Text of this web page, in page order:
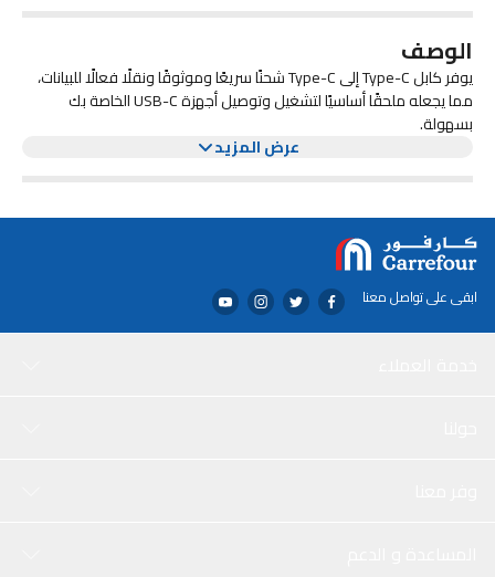
الوصف
يوفر كابل Type-C إلى Type-C شحنًا سريعًا وموثوقًا ونقلًا فعالًا للبيانات،
مما يجعله ملحقًا أساسيًا لتشغيل وتوصيل أجهزة USB-C الخاصة بك
بسهولة.
عرض المزيد
ابقى على تواصل معنا